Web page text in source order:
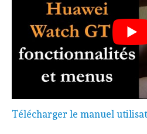
Télécharger le manuel